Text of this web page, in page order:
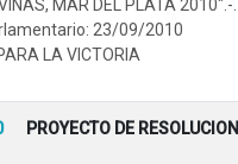
MAR DEL PLATA 2010".-.
23/09/2010
LA VICTORIA
PROYECTO DE RESOLUCION